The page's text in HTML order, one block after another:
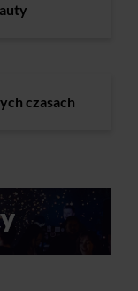
czasach